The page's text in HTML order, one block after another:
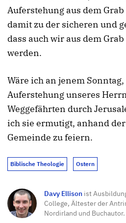
Auferstehung aus dem
damit zu der sicheren und
dass auch wir aus dem
werden.
Wäre ich an jenem
Auferstehung unseres
Weggefährten durch
ich sie ermutigt, anhand
Gemeinde zu feiern.
Biblische Theologie Ostern
Davy Ellison ist
College, Ältester der
Nordirland und Buchautor.